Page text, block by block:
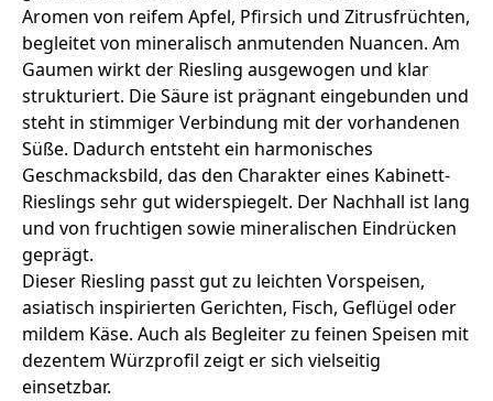
Aromen von reifem Apfel, Pfirsich und Zitrusfrüchten,
begleitet von mineralisch anmutenden Nuancen. Am
Gaumen wirkt der Riesling ausgewogen und klar
strukturiert. Die Säure ist prägnant eingebunden und
steht in stimmiger Verbindung mit der vorhandenen
Süße. Dadurch entsteht ein harmonisches
Geschmacksbild, das den Charakter eines Kabinett-
Rieslings sehr gut widerspiegelt. Der Nachhall ist lang
und von fruchtigen sowie mineralischen Eindrücken
geprägt.
Dieser Riesling passt gut zu leichten Vorspeisen,
asiatisch inspirierten Gerichten, Fisch, Geflügel oder
mildem Käse. Auch als Begleiter zu feinen Speisen mit
dezentem Würzprofil zeigt er sich vielseitig
einsetzbar.